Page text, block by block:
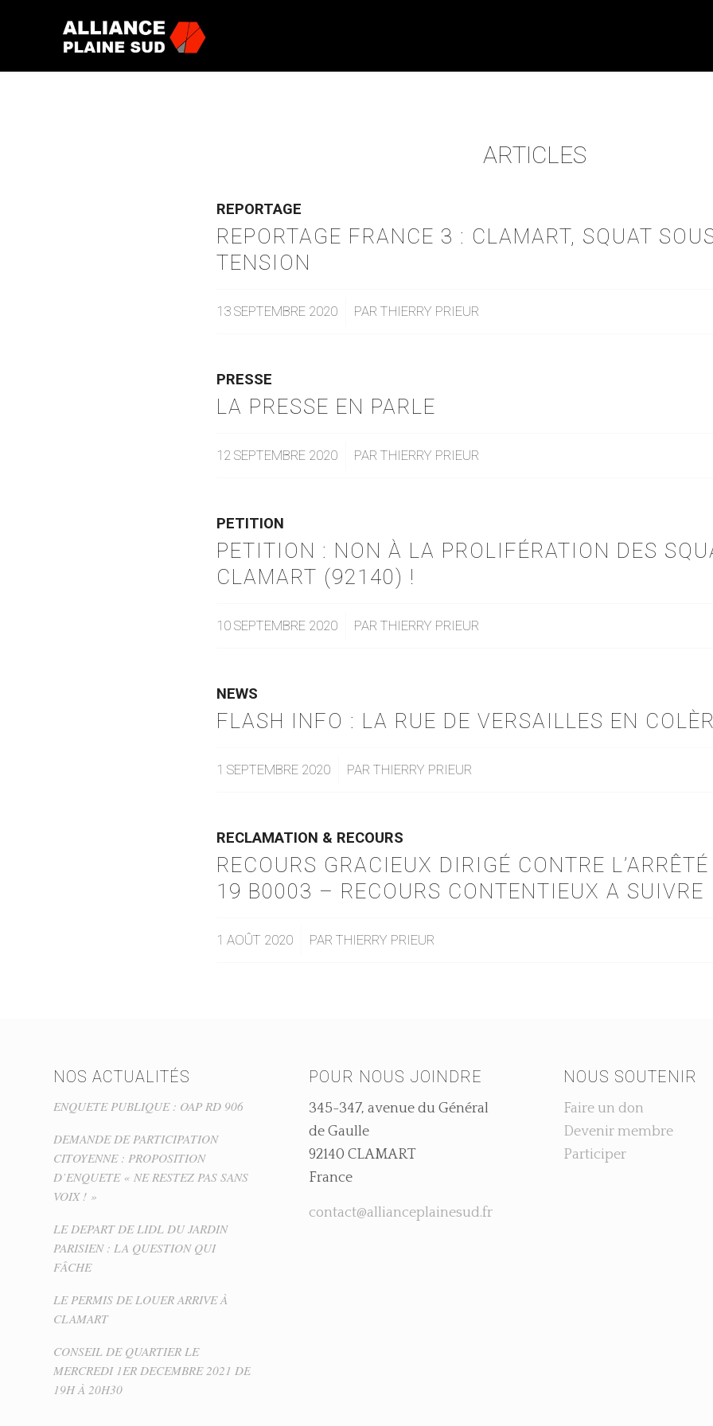
ARTICLES
REPORTAGE
REPORTAGE FRANCE 3 : CLAMART, SQUAT
TENSION
13 SEPTEMBRE 2020
/ PAR THIERRY PRIEUR
PRESSE
LA PRESSE EN PARLE
12 SEPTEMBRE 2020
/ PAR THIERRY PRIEUR
PETITION
PETITION : NON À LA PROLIFÉRATION DES
CLAMART (92140) !
10 SEPTEMBRE 2020
/ PAR THIERRY PRIEUR
NEWS
FLASH INFO : LA RUE DE VERSAILLES EN
1 SEPTEMBRE 2020
/ PAR THIERRY PRIEUR
RECLAMATION & RECOURS
RECOURS GRACIEUX DIRIGÉ CONTRE
19 B0003 – RECOURS CONTENTIEUX A SUIVRE
1 AOÛT 2020 PAR THIERRY PRIEUR
NOS ACTUALITÉS
ENQUETE PUBLIQUE : OAP RD 906
DEMANDE DE PARTICIPATION
CITOYENNE : PROPOSITION
D’ENQUETE « NE RESTEZ PAS SANS
VOIX ! »
LE DEPART DE LIDL DU JARDIN
PARISIEN : LA QUESTION QUI
FÂCHE
LE PERMIS DE LOUER ARRIVE À
CLAMART
CONSEIL DE QUARTIER LE
MERCREDI 1ER DECEMBRE 2021 DE
19H À 20H30
POUR NOUS JOINDRE
345-347, avenue du Général
de Gaulle
92140 CLAMART
France
contact@allianceplainesud.fr
NOUS SOUTENIR
Faire un don
Devenir membre
Participer